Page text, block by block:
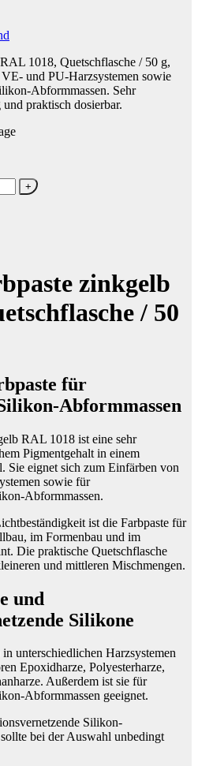
1018, Quetschflasche / 50 g,
und PU-Harzsystemen sowie
Abformmassen. Sehr
praktisch dosierbar.
zinkgelb
/ 50
für
Abformmassen
RAL 1018 ist eine sehr
Pigmentgehalt in einem
Sie eignet sich zum Einfärben von
sowie für
Abformmassen.
ist die Farbpaste für
im Formenbau und im
Die praktische Quetschflasche
und mittleren Mischmengen.
und
Silikone
unterschiedlichen Harzsystemen
Epoxidharze, Polyesterharze,
Außerdem ist sie für
Abformmassen geeignet.
Silikon-
bei der Auswahl unbedingt